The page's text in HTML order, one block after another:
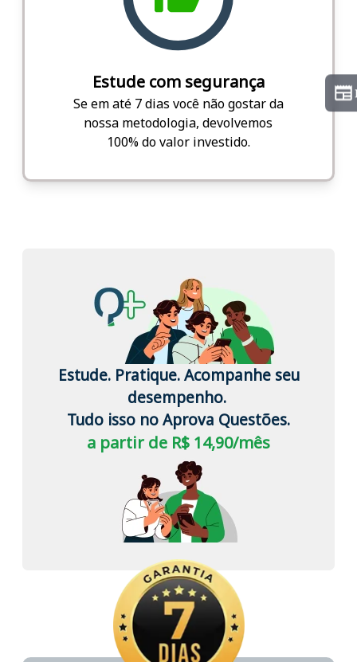
Estude com segurança
Se em até 7 dias você não gostar da
nossa metodologia, devolvemos
100% do valor investido.
Estude. Pratique. Acompanhe seu
desempenho.
Tudo isso no Aprova Questões.
a partir de R$ 14,90/mês